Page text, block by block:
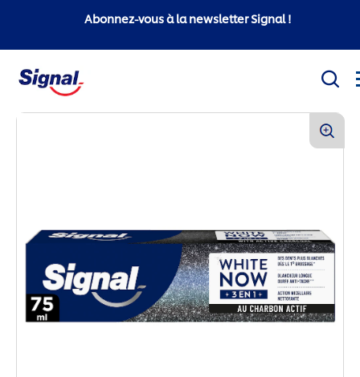
Abonnez-vous à la newsletter Signal !
Conseils d'hygiène bucco-dentaire
White Now
Signal Professionnel
Signal Super Mario